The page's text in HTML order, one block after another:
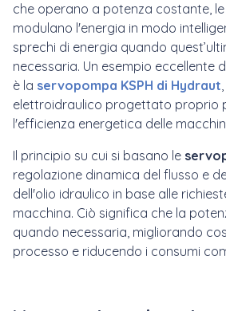
che operano a potenza costante,
modulano l'energia in modo
sprechi di energia quando
necessaria. Un esempio eccellente
è la servopompa KSPH di Hydraut
elettroidraulico progettato proprio
l'efficienza energetica delle
Il principio su cui si basano le
regolazione dinamica del flusso e
dell'olio idraulico in base alle
macchina. Ciò significa che la
quando necessaria, migliorando
processo e riducendo i consumi